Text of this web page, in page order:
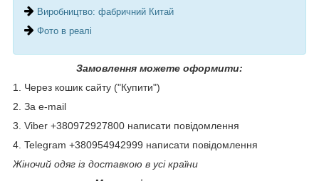
Виробництво: фабричний Китай
Фото в реалі
Замовлення можете оформити:
1. Через кошик сайту ("Купити")
2. За e-mail
3. Viber +380972927800 написати повідомлення
4. Telegram +380954942999 написати повідомлення
Жіночий одяг із доставкою в усі країни